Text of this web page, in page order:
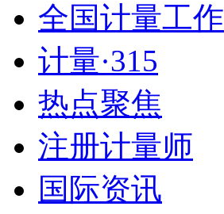
全国计量工作
计量·315
热点聚焦
注册计量师
国际资讯